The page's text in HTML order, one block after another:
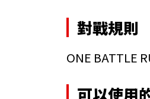
對戰規則
ONE BATTLE
可以使用